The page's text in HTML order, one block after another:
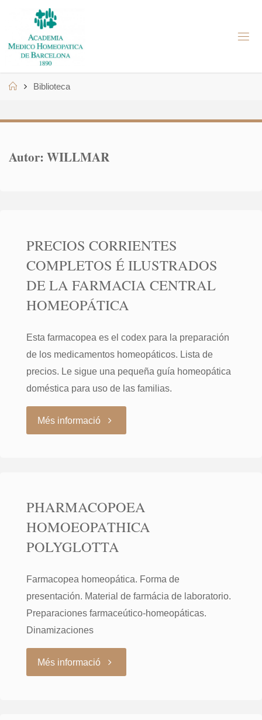
content
HomeBiblioteca
Autor:WILLMAR
PRECIOS CORRIENTES
COMPLETOS É ILUSTRADOS
DE LA FARMACIA CENTRAL
HOMEOPÁTICA
Esta farmacopea es el codex para la preparación
de los medicamentos homeopáticos. Lista de
precios. Le sigue una pequeña guía homeopática
doméstica para uso de las familias.
Més informació"PRECIOS
É
ILUSTRADOS
FARMACIA
HOMEOPÁTICA"
PHARMACOPOEA
HOMOEOPATHICA
POLYGLOTTA
Farmacopea homeopática. Forma de
presentación. Material de farmácia de laboratorio.
Preparaciones farmaceútico-homeopáticas.
Dinamizaciones
Més informació"PHARMACOPOEA